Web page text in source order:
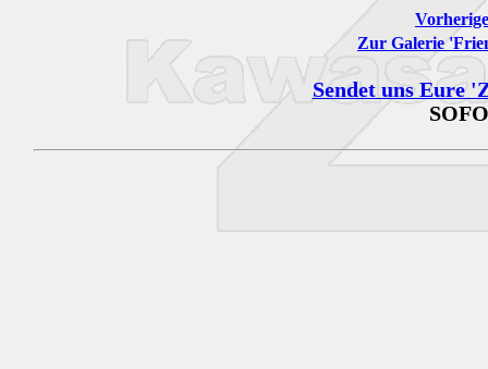
Zur Galerie
Sendet uns Eure